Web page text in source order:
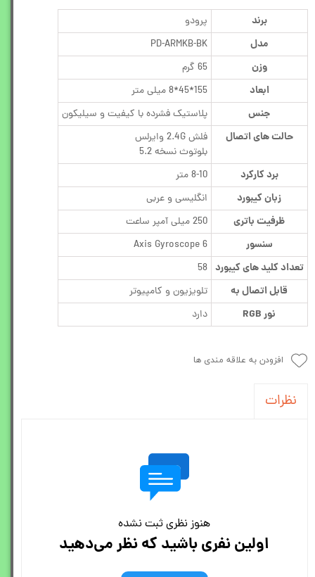
برند پرودو
مدل PD-ARMKB-BK
وزن 65 گرم
ابعاد 155*45*8 میلی متر
جنس پلاستیک فشرده با کیفیت و سیلیکون
حالت های اتصال
فلش 2.4G وایرلس
بلوتوث نسخه 5.2
برد کارکرد 8-10 متر
زبان کیبورد انگلیسی و عربی
ظرفیت باتری 250 میلی آمپر ساعت
سنسور 6 Axis Gyroscope
تعداد کلید های کیبورد 58
قابل اتصال به تلویزیون و کامپیوتر
نور RGB دارد
افزودن به علاقه مندی ها
نظرات
هنوز نظری ثبت نشده
اولین نفری باشید که نظر می‌دهید